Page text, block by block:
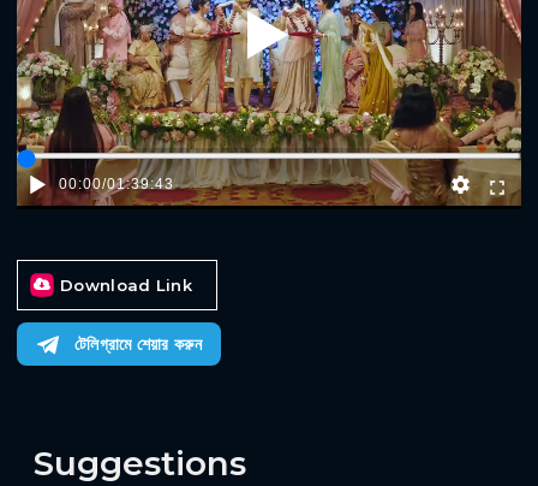
Play
00:00/01:39:43
Download Link
টেলিগ্রামে শেয়ার করুন
Suggestions